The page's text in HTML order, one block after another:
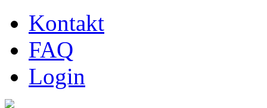
Kontakt
FAQ
Login